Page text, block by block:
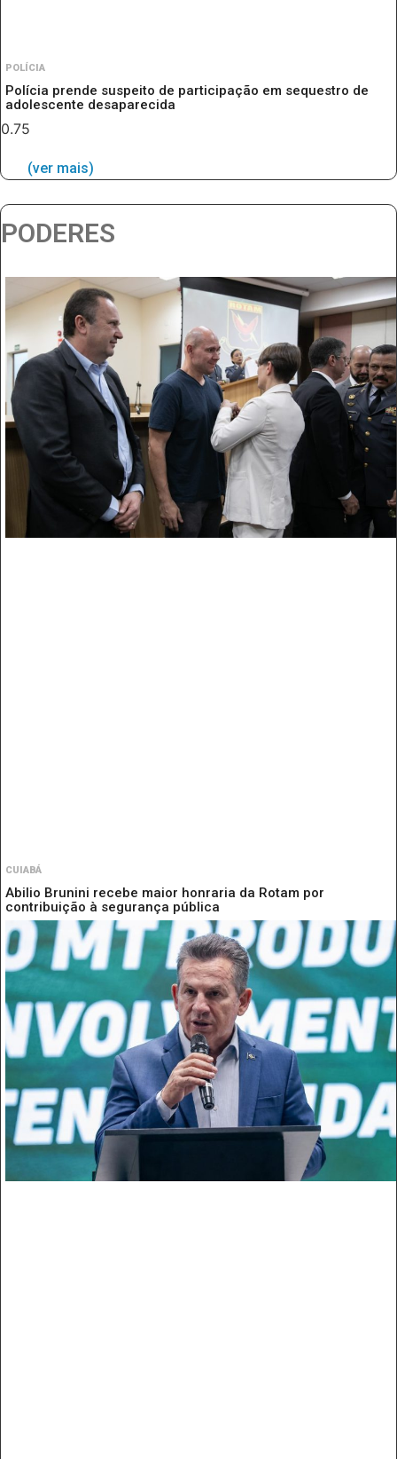
POLÍCIA
Polícia prende suspeito de participação em sequestro de
adolescente desaparecida
(ver mais)
PODERES
CUIABÁ
Abilio Brunini recebe maior honraria da Rotam por
contribuição à segurança pública